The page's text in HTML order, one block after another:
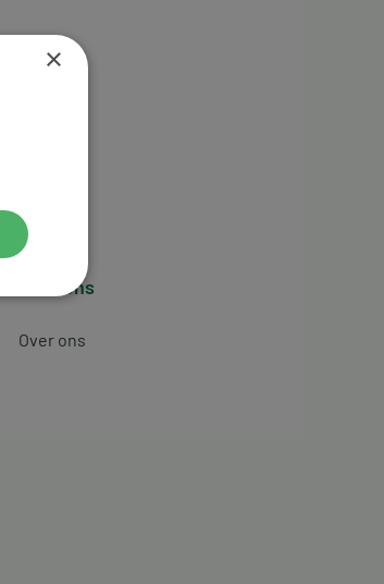
Over ons
Over ons
×